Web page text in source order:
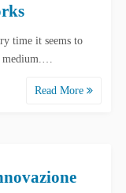
time it seems to
Read More